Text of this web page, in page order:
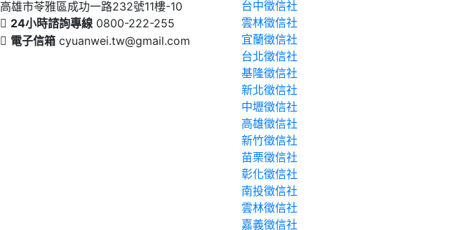
高雄市苓雅區成功一路232號11樓-10
24小時諮詢專線 0800-222-255
電子信箱 cyuanwei.tw@gmail.com
台中徵信社
雲林徵信社
宜蘭徵信社
台北徵信社
基隆徵信社
新北徵信社
中壢徵信社
高雄徵信社
新竹徵信社
苗栗徵信社
彰化徵信社
南投徵信社
雲林徵信社
嘉義徵信社